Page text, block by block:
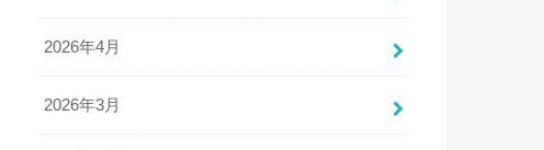
2026年4月
2026年3月